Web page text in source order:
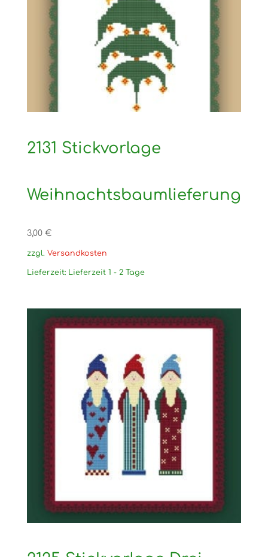
2131 Stickvorlage
Weihnachtsbaumlieferung
3,00 €
zzgl. Versandkosten
Lieferzeit: Lieferzeit 1 - 2 Tage